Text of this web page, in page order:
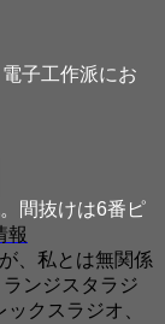
子工作派にお
間抜けは6番ピ
報
、私とは無関係
ンジスタラジ
クスラジオ、